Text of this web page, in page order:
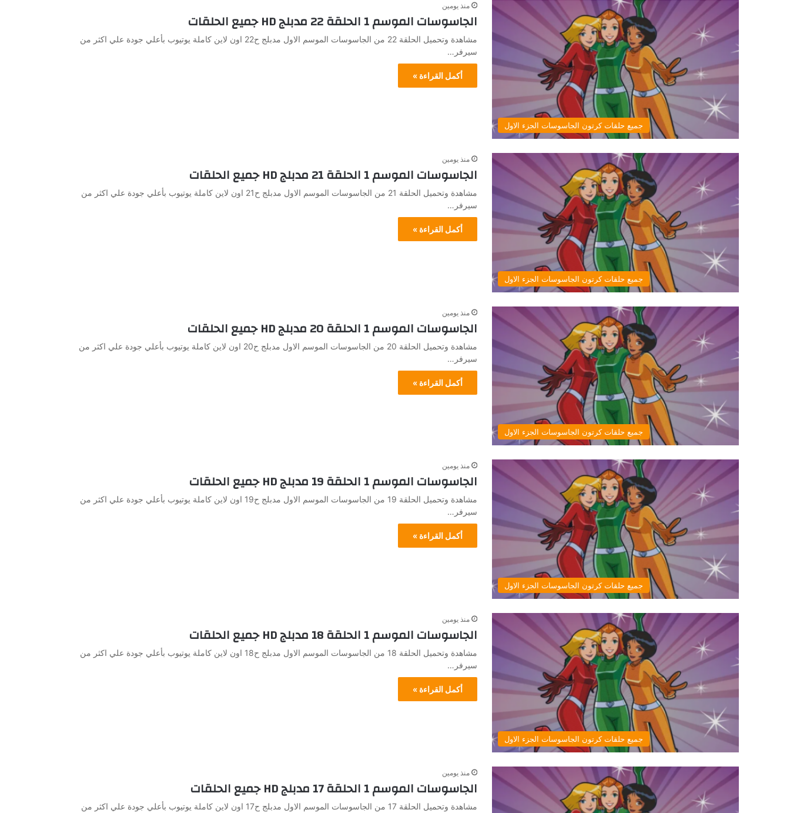
جميع حلقات كرتون الجاسوسات الجزء الاول
منذ يومين
الجاسوسات الموسم 1 الحلقة 22 مدبلج HD جميع الحلقات
مشاهدة وتحميل الحلقة 22 من الجاسوسات الموسم الاول مدبلج ح22 اون لاين كاملة يوتيوب بأعلي جودة علي اكثر من
سيرفر…
أكمل القراءة »
جميع حلقات كرتون الجاسوسات الجزء الاول
منذ يومين
الجاسوسات الموسم 1 الحلقة 21 مدبلج HD جميع الحلقات
مشاهدة وتحميل الحلقة 21 من الجاسوسات الموسم الاول مدبلج ح21 اون لاين كاملة يوتيوب بأعلي جودة علي اكثر من
سيرفر…
أكمل القراءة »
جميع حلقات كرتون الجاسوسات الجزء الاول
منذ يومين
الجاسوسات الموسم 1 الحلقة 20 مدبلج HD جميع الحلقات
مشاهدة وتحميل الحلقة 20 من الجاسوسات الموسم الاول مدبلج ح20 اون لاين كاملة يوتيوب بأعلي جودة علي اكثر من
سيرفر…
أكمل القراءة »
جميع حلقات كرتون الجاسوسات الجزء الاول
منذ يومين
الجاسوسات الموسم 1 الحلقة 19 مدبلج HD جميع الحلقات
مشاهدة وتحميل الحلقة 19 من الجاسوسات الموسم الاول مدبلج ح19 اون لاين كاملة يوتيوب بأعلي جودة علي اكثر من
سيرفر…
أكمل القراءة »
جميع حلقات كرتون الجاسوسات الجزء الاول
منذ يومين
الجاسوسات الموسم 1 الحلقة 18 مدبلج HD جميع الحلقات
مشاهدة وتحميل الحلقة 18 من الجاسوسات الموسم الاول مدبلج ح18 اون لاين كاملة يوتيوب بأعلي جودة علي اكثر من
سيرفر…
أكمل القراءة »
منذ يومين
الجاسوسات الموسم 1 الحلقة 17 مدبلج HD جميع الحلقات
مشاهدة وتحميل الحلقة 17 من الجاسوسات الموسم الاول مدبلج ح17 اون لاين كاملة يوتيوب بأعلي جودة علي اكثر من